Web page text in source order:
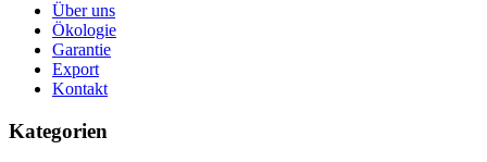
Über uns
Ökologie
Garantie
Export
Kontakt
Kategorien